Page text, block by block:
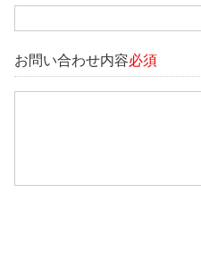
お問い合わせ内容必須